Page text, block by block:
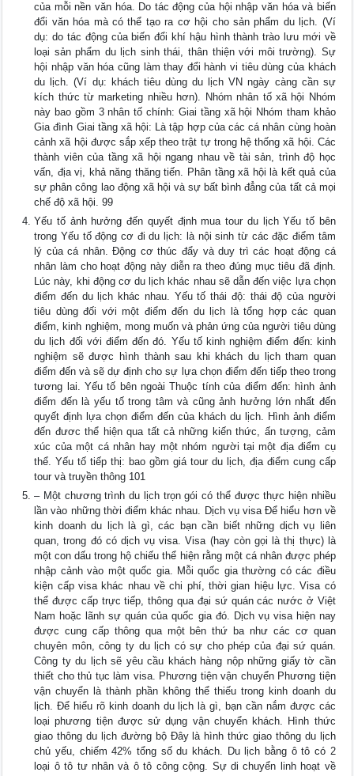
của mỗi nền văn hóa. Do tác động của hội nhập văn hóa và biến
đổi văn hóa mà có thể tạo ra cơ hội cho sản phẩm du lịch. (Ví
dụ: do tác động của biến đổi khí hậu hình thành trào lưu mới về
loại sản phẩm du lịch sinh thái, thân thiện với môi trường). Sự
hội nhập văn hóa cũng làm thay đổi hành vi tiêu dùng của khách
du lịch. (Ví dụ: khách tiêu dùng du lịch VN ngày càng cần sự
kích thức từ marketing nhiều hơn). Nhóm nhân tố xã hội Nhóm
này bao gồm 3 nhân tố chính: Giai tầng xã hội Nhóm tham khảo
Gia đình Giai tầng xã hội: Là tập hợp của các cá nhân cùng hoàn
cảnh xã hội được sắp xếp theo trật tự trong hệ thống xã hội. Các
thành viên của tầng xã hội ngang nhau về tài sản, trình độ học
vấn, địa vị, khả năng thăng tiến. Phân tầng xã hội là kết quả của
sự phân công lao động xã hội và sự bất bình đẳng của tất cả mọi
chế độ xã hội. 99
Yếu tố ảnh hưởng đến quyết định mua tour du lịch Yếu tố bên
trong Yếu tố động cơ đi du lịch: là nội sinh từ các đặc điểm tâm
lý của cá nhân. Động cơ thúc đẩy và duy trì các hoạt động cá
nhân làm cho hoạt động này diễn ra theo đúng mục tiêu đã định.
Lúc này, khi động cơ du lịch khác nhau sẽ dẫn đến việc lựa chọn
điểm đến du lịch khác nhau. Yếu tố thái độ: thái độ của người
tiêu dùng đối với một điểm đến du lịch là tổng hợp các quan
điểm, kinh nghiệm, mong muốn và phản ứng của người tiêu dùng
du lịch đối với điểm đến đó. Yếu tố kinh nghiệm điểm đến: kinh
nghiệm sẽ được hình thành sau khi khách du lịch tham quan
điểm đến và sẽ dự định cho sự lựa chọn điểm đến tiếp theo trong
tương lai. Yếu tố bên ngoài Thuộc tính của điểm đến: hình ảnh
điểm đến là yếu tố trong tâm và cũng ảnh hưởng lớn nhất đến
quyết định lựa chọn điểm đến của khách du lịch. Hình ảnh điểm
đến đươc thể hiện qua tất cả những kiến thức, ấn tượng, cảm
xúc của một cá nhân hay một nhóm người tại một địa điểm cụ
thể. Yếu tố tiếp thị: bao gồm giá tour du lịch, địa điểm cung cấp
tour và truyền thông 101
– Một chương trình du lịch trọn gói có thể được thực hiện nhiều
lần vào những thời điểm khác nhau. Dịch vụ visa Để hiểu hơn về
kinh doanh du lịch là gì, các bạn cần biết những dịch vụ liên
quan, trong đó có dịch vụ visa. Visa (hay còn gọi là thị thực) là
một con dấu trong hộ chiếu thể hiện rằng một cá nhân được phép
nhập cảnh vào một quốc gia. Mỗi quốc gia thường có các điều
kiện cấp visa khác nhau về chi phí, thời gian hiệu lực. Visa có
thể được cấp trực tiếp, thông qua đại sứ quán các nước ở Việt
Nam hoặc lãnh sự quán của quốc gia đó. Dịch vụ visa hiện nay
được cung cấp thông qua một bên thứ ba như các cơ quan
chuyên môn, công ty du lịch có sự cho phép của đại sứ quán.
Công ty du lịch sẽ yêu cầu khách hàng nộp những giấy tờ cần
thiết cho thủ tục làm visa. Phương tiện vận chuyển Phương tiện
vận chuyển là thành phần không thể thiếu trong kinh doanh du
lịch. Để hiểu rõ kinh doanh du lịch là gì, bạn cần nắm được các
loại phương tiện được sử dụng vận chuyển khách. Hình thức
giao thông du lịch đường bộ Đây là hình thức giao thông du lịch
chủ yếu, chiếm 42% tổng số du khách. Du lịch bằng ô tô có 2
loại ô tô tư nhân và ô tô công cộng. Sự di chuyển linh hoạt về